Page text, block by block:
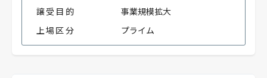
譲受目的
事業規模拡大
上場区分
プライム